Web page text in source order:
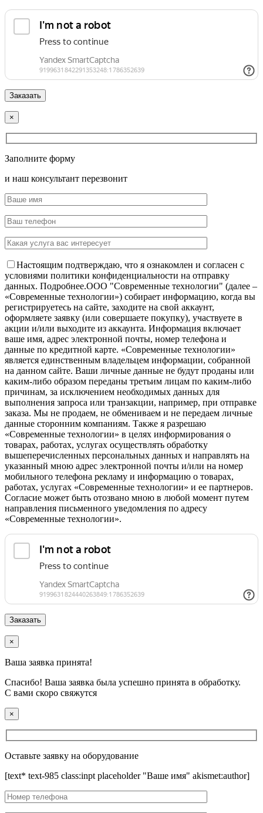
×
Заполните форму
и наш консультант перезвонит
Настоящим подтверждаю, что я ознакомлен и согласен с
условиями политики конфиденциальности на отправку
данных. Подробнее.OOO "Современные технологии" (далее –
«Современные технологии») собирает информацию, когда вы
регистрируетесь на сайте, заходите на свой аккаунт,
оформляете заявку (или совершаете покупку), участвуете в
акции и/или выходите из аккаунта. Информация включает
ваше имя, адрес электронной почты, номер телефона и
данные по кредитной карте. «Современные технологии»
является единственным владельцем информации, собранной
на данном сайте. Ваши личные данные не будут проданы или
каким-либо образом переданы третьим лицам по каким-либо
причинам, за исключением необходимых данных для
выполнения запроса или транзакции, например, при отправке
заказа. Мы не продаем, не обмениваем и не передаем личные
данные сторонним компаниям. Также я разрешаю
«Современные технологии» в целях информирования о
товарах, работах, услугах осуществлять обработку
вышеперечисленных персональных данных и направлять на
указанный мною адрес электронной почты и/или на номер
мобильного телефона рекламу и информацию о товарах,
работах, услугах «Современные технологии» и ее партнеров.
Согласие может быть отозвано мною в любой момент путем
направления письменного уведомления по адресу
«Современные технологии».
×
Ваша заявка принята!
Спасибо! Ваша заявка была успешно принята в обработку.
С вами скоро свяжутся
×
Оставьте заявку на оборудование
[text* text-985 class:inpt placeholder "Ваше имя" akismet:author]